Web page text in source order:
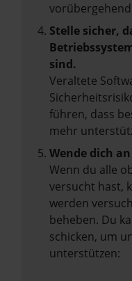
Stelle sicher,
sind.
Veraltete
führen, dass
mehr
Wende dich
Wenn du alle
versucht hast,
werden
beheben. Du
schicken, um
unterstützen: